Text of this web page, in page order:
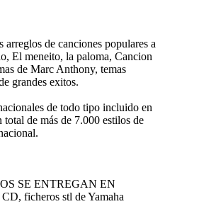
arreglos de canciones populares a
El meneito, la paloma, Cancion
de Marc Anthony, temas
grandes exitos.
de todo tipo incluido en
total de más de 7.000 estilos de
SE ENTREGAN EN
ficheros stl de Yamaha